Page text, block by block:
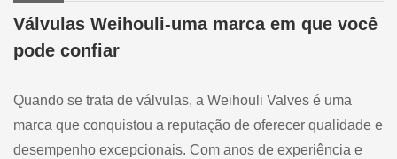
Válvulas Weihouli-uma marca em que você
pode confiar
Quando se trata de válvulas, a Weihouli Valves é uma
marca que conquistou a reputação de oferecer qualidade e
desempenho excepcionais. Com anos de experiência e